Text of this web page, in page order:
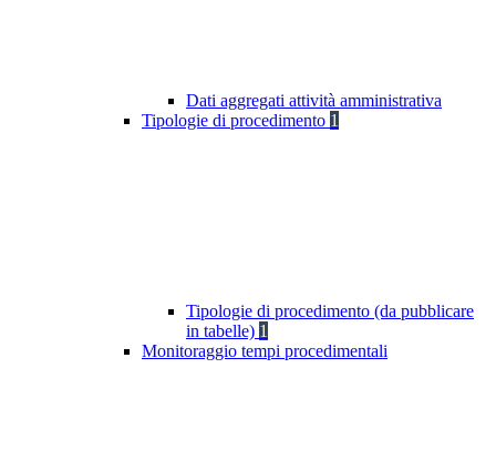
Dati aggregati attività amministrativa
Tipologie di procedimento 1
Tipologie di procedimento (da pubblicare
in tabelle) 1
Monitoraggio tempi procedimentali